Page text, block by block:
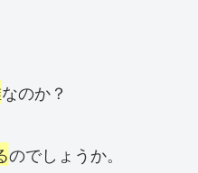
なのか？
のでしょうか。